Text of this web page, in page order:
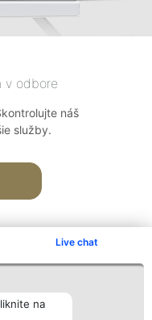
Live chat
na
v odbore
náš
služby.
Kontakt
Kontakt